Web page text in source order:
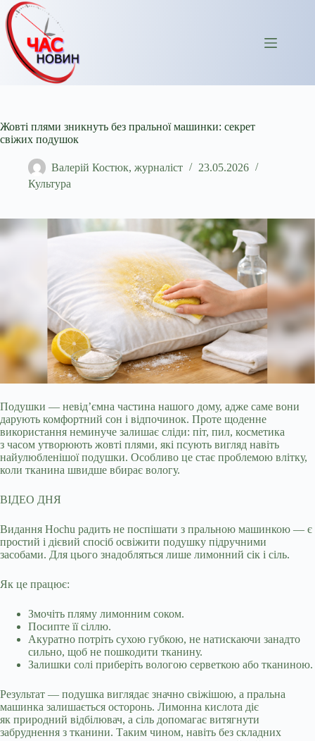
Перейти
до
вмісту
Жовті плями зникнуть без пральної машинки: секрет
свіжих подушок
Валерій Костюк, журналіст
23.05.2026
Культура
Подушки — невід’ємна частина нашого дому, адже саме вони
дарують комфортний сон і відпочинок. Проте щоденне
використання неминуче залишає сліди: піт, пил, косметика
з часом утворюють жовті плями, які псують вигляд навіть
найулюбленішої подушки. Особливо це стає проблемою влітку,
коли тканина швидше вбирає вологу.
ВІДЕО ДНЯ
Видання Hochu радить не поспішати з пральною машинкою — є
простий і дієвий спосіб освіжити подушку підручними
засобами. Для цього знадобляться лише лимонний сік і сіль.
Як це працює:
Змочіть пляму лимонним соком.
Посипте її сіллю.
Акуратно потріть сухою губкою, не натискаючи занадто
сильно, щоб не пошкодити тканину.
Залишки солі приберіть вологою серветкою або тканиною.
Результат — подушка виглядає значно свіжішою, а пральна
машинка залишається осторонь. Лимонна кислота діє
як природний відбілювач, а сіль допомагає витягнути
забруднення з тканини. Таким чином, навіть без складних